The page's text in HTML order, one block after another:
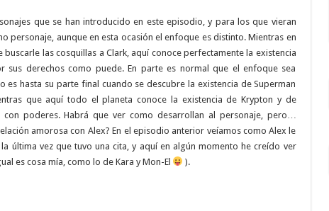
que se han introducido en este episodio, y para los que vieran
personaje, aunque en esta ocasión el enfoque es distinto. Mientras en
buscarle las cosquillas a Clark, aquí conoce perfectamente la existencia
sus derechos como puede. En parte es normal que el enfoque sea
es hasta su parte final cuando se descubre la existencia de Superman
que aquí todo el planeta conoce la existencia de Krypton y de
poderes. Habrá que ver como desarrollan al personaje, pero…
amorosa con Alex? En el episodio anterior veíamos como Alex le
última vez que tuvo una cita, y aquí en algún momento he creído ver
es cosa mía, como lo de Kara y Mon-El
).